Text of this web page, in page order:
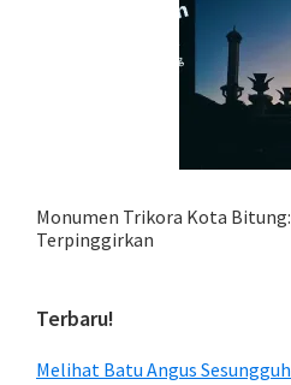
Monumen Trikora Kota Bitung:
Terpinggirkan
Terbaru!
Melihat Batu Angus